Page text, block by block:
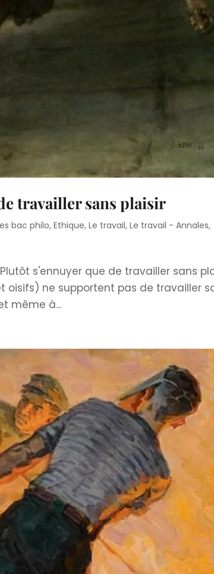
travailler sans plaisir
bac philo,Ethique,Le travail,Le travail - Annales,
Plutôt s'ennuyer que de travailler sans
oisifs) ne supportent pas de travailler
même à...